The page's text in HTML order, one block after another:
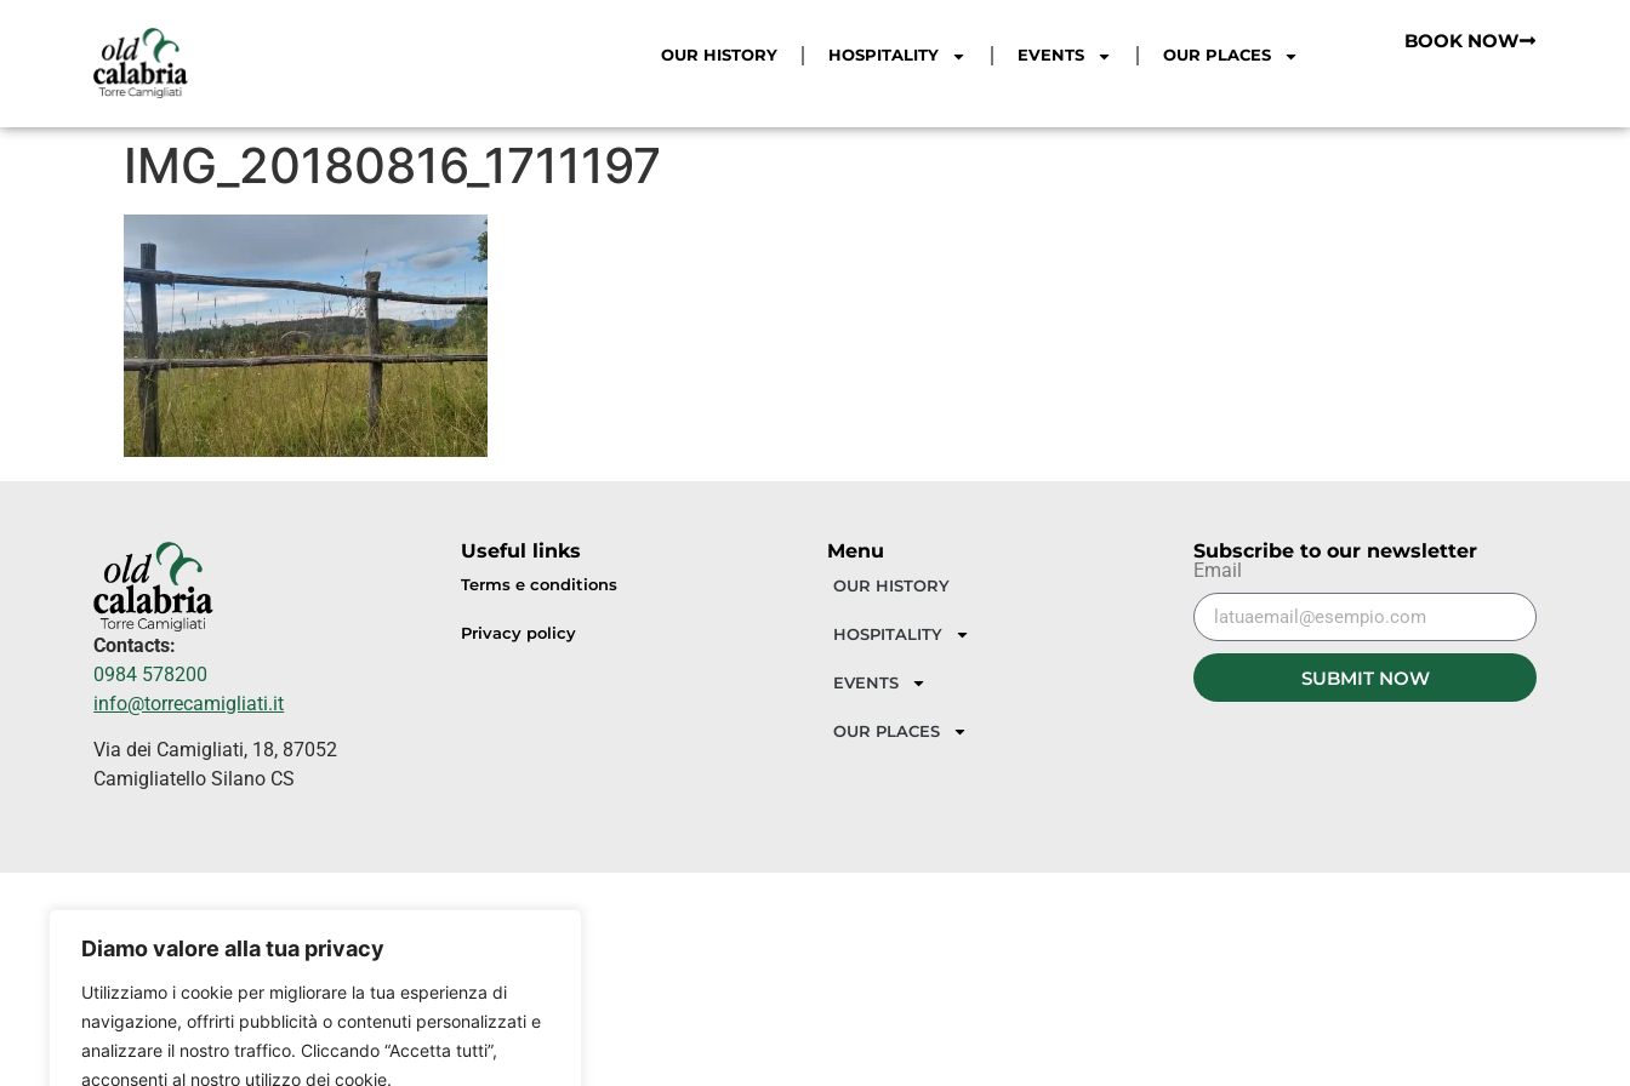
Diamo valore alla tua privacy
Utilizziamo i cookie per migliorare la tua esperienza di
navigazione, offrirti pubblicità o contenuti personalizzati e
analizzare il nostro traffico. Cliccando “Accetta tutti”,
acconsenti al nostro utilizzo dei cookie.
OUR HISTORY HOSPITALITY EVENTS OUR PLACES
BOOK NOW
IMG_20180816_1711197
Contacts:
0984 578200
info@torrecamigliati.it
Via dei Camigliati, 18, 87052
Camigliatello Silano CS
Useful links
Terms e conditions
Privacy policy
Menu
OUR HISTORY
HOSPITALITY
EVENTS
OUR PLACES
Subscribe to our newsletter
Email
SUBMIT NOW